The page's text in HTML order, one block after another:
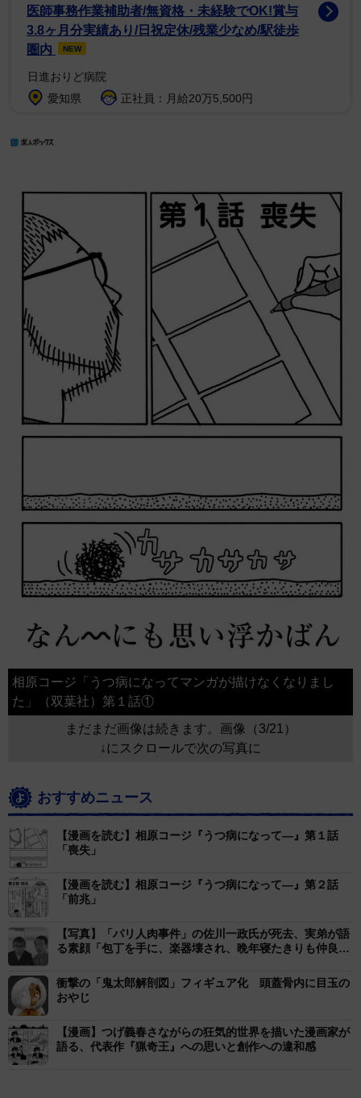
医師事務作業補助者/無資格・未経験でOK!賞与
3.8ヶ月分実績あり/日祝定休/残業少なめ/駅徒歩
圏内
NEW
日進おりど病院
愛知県
正社員：月給20万5,500円
相原コージ「うつ病になってマンガが描けなくなりまし
た」（双葉社）第１話①
まだまだ画像は続きます。画像（3/21）
↓にスクロールで次の写真に
おすすめニュース
【漫画を読む】相原コージ『うつ病になって―』第１話
「喪失」
【漫画を読む】相原コージ『うつ病になって―』第２話
「前兆」
【写真】「パリ人肉事件」の佐川一政氏が死去、実弟が語
る素顔「包丁を手に、楽器壊され、晩年寝たきりも仲良
衝撃の「鬼太郎解剖図」フィギュア化 頭蓋骨内に目玉の
おやじ
【漫画】つげ義春さながらの狂気的世界を描いた漫画家が
語る、代表作『猟奇王』への思いと創作への違和感